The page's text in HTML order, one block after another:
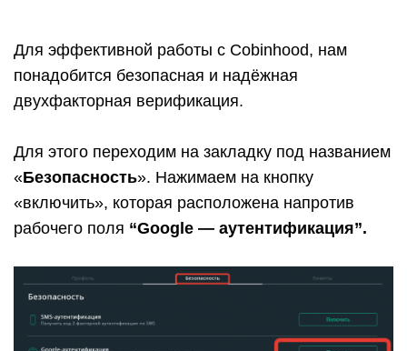
Для эффективной работы с Cobinhood, нам
понадобится безопасная и надёжная
двухфакторная верификация.
Для этого переходим на закладку под названием
«Безопасность». Нажимаем на кнопку
«включить», которая расположена напротив
рабочего поля “Google — аутентификация”.